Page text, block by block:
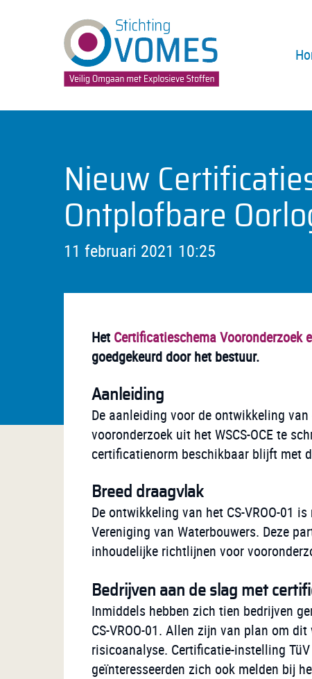
Nieuw
Ontplofbare
11 februari 2021 10:25
Het Certificatieschema Vooronderzoek
goedgekeurd door het bestuur.
Aanleiding
De aanleiding voor de ontwikkeling
vooronderzoek uit het WSCS-OCE te
certificatienorm beschikbaar blijft met
Breed draagvlak
De ontwikkeling van het CS-VROO-01
Vereniging van Waterbouwers. Deze
inhoudelijke richtlijnen voor
Bedrijven aan de slag met
Inmiddels hebben zich tien bedrijven
CS-VROO-01. Allen zijn van plan om
risicoanalyse. Certificatie-instelling
geïnteresseerden zich ook melden bij